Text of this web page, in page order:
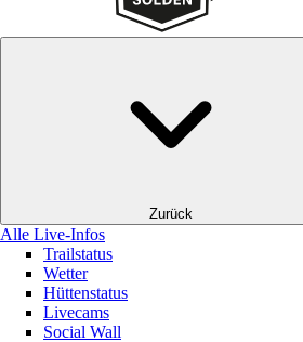
Zurück
Alle Live-Infos
Trailstatus
Wetter
Hüttenstatus
Livecams
Social Wall